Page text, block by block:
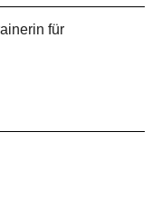
für